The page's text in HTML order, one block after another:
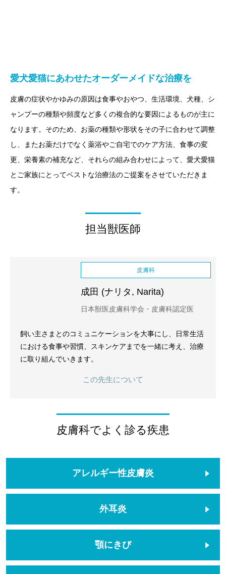
愛犬愛猫にあわせたオーダーメイドな治療を
皮膚の症状やかゆみの原因は食事やおやつ、生活環境、犬種、シ
ャンプーの種類や頻度など多くの複合的な要因によるものが主に
なります。そのため、お薬の種類や形状をその子に合わせて調整
し、またお薬だけでなく薬浴やご自宅でのケア方法、食事の変
更、栄養素の補充など、それらの組み合わせによって、愛犬愛猫
とご家族にとってベストな治療法のご提案をさせていただきま
す。
担当獣医師
皮膚科
成田 (ナリタ, Narita)
日本獣医皮膚科学会・皮膚科認定医
飼い主さまとのコミュニケーションを大事にし、日常生活
における食事や習慣、スキンケアまでを一緒に考え、治療
に取り組んでいきます。
この先生について
皮膚科でよく診る疾患
アレルギー性皮膚炎
外耳炎
顎にきび